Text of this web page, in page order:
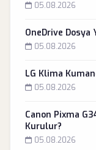
05.08.2026
OneDrive Dosya
05.08.2026
LG Klima
05.08.2026
Canon Pixma
Kurulur?
05.08.2026